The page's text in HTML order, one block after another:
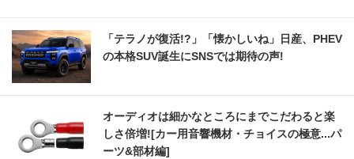
「テラノが復活!?」「懐かしいね」日産、PHEV
の本格SUV誕生にSNSでは期待の声!
オーディオは細かなところにまでこだわると楽
しさ倍増![カー用音響機材・チョイスの極意...パ
ーツ&部材編]